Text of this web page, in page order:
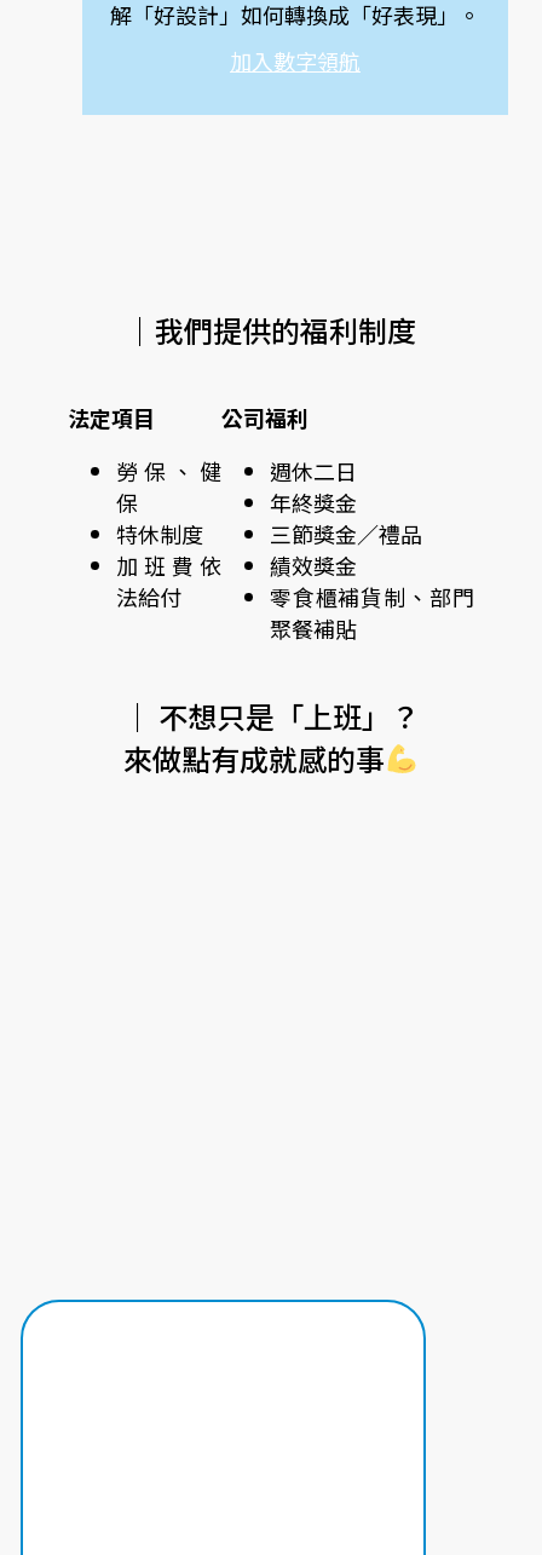
解「好設計」如何轉換成「好表現」。
加入數字領航
｜我們提供的福利制度
法定項目
勞保、健
保
特休制度
加班費依
法給付
公司福利
週休二日
年終獎金
三節獎金／禮品
績效獎金
零食櫃補貨制、部門
聚餐補貼
｜ 不想只是「上班」？
來做點有成就感的事